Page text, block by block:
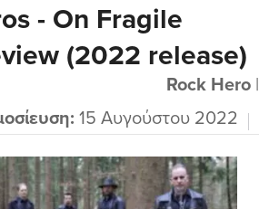
για μένα, το Wintersaga.
να ακούσω το
cd για να δω μέχρι που
- On Fragile
(2022 release)
Rock Hero|
15 Αυγούστου 2022